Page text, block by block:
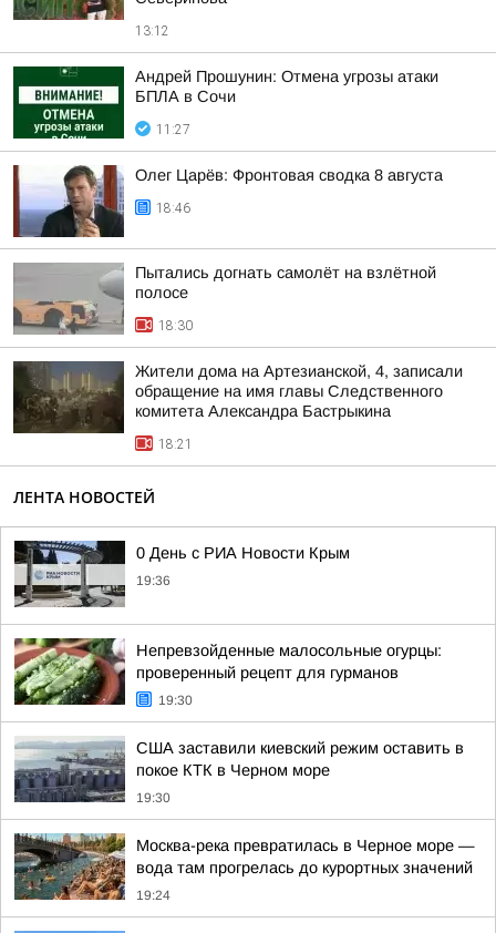
13:12
Андрей Прошунин: Отмена угрозы атаки
БПЛА в Сочи
11:27
Олег Царёв: Фронтовая сводка 8 августа
18:46
Пытались догнать самолёт на взлётной
полосе
18:30
Жители дома на Артезианской, 4, записали
обращение на имя главы Следственного
комитета Александра Бастрыкина
18:21
ЛЕНТА НОВОСТЕЙ
0 День с РИА Новости Крым
19:36
Непревзойденные малосольные огурцы:
проверенный рецепт для гурманов
19:30
США заставили киевский режим оставить в
покое КТК в Черном море
19:30
Москва-река превратилась в Черное море —
вода там прогрелась до курортных значений
19:24